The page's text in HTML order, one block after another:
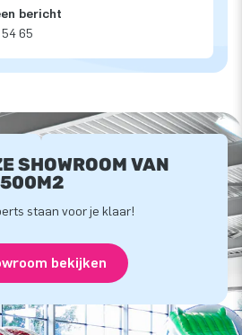
bericht
54 65
SHOWROOM VAN
staan voor je klaar!
bekijken